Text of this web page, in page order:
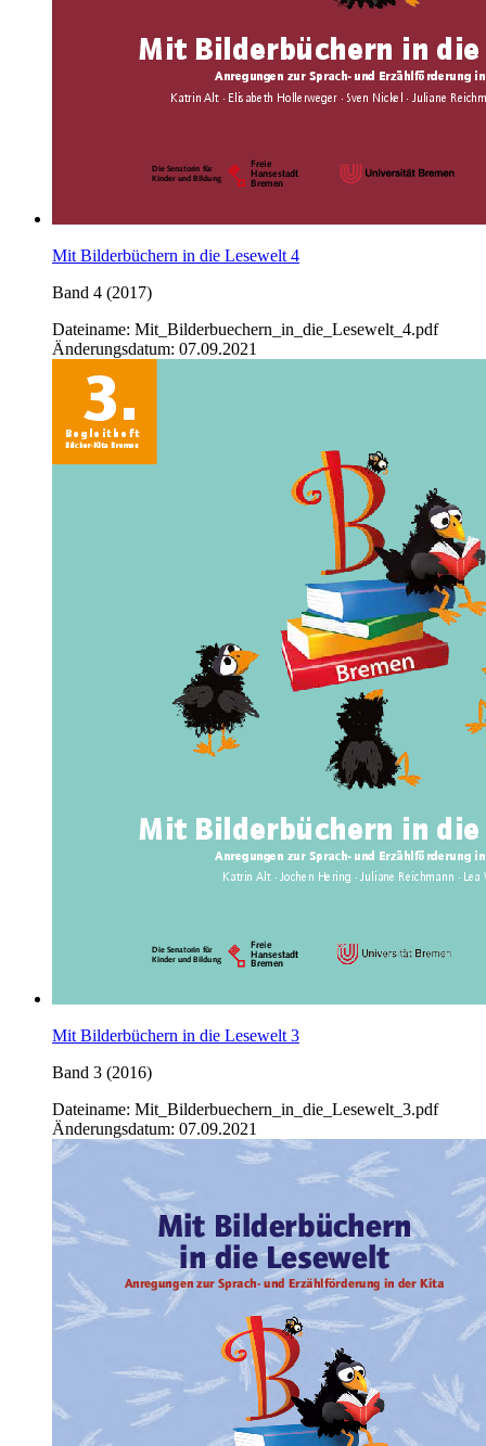
Mit Bilderbüchern in die Lesewelt 4
Band 4 (2017)
Dateiname: Mit_Bilderbuechern_in_die_Lesewelt_4.pdf
Änderungsdatum: 07.09.2021
Mit Bilderbüchern in die Lesewelt 3
Band 3 (2016)
Dateiname: Mit_Bilderbuechern_in_die_Lesewelt_3.pdf
Änderungsdatum: 07.09.2021